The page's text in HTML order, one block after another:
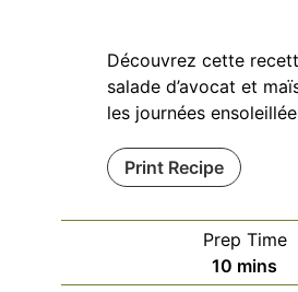
Découvrez cette
salade d’avocat et
les journées
Print Recipe
Prep Time
10 minutes
mins